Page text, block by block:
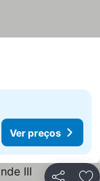
Ver preços